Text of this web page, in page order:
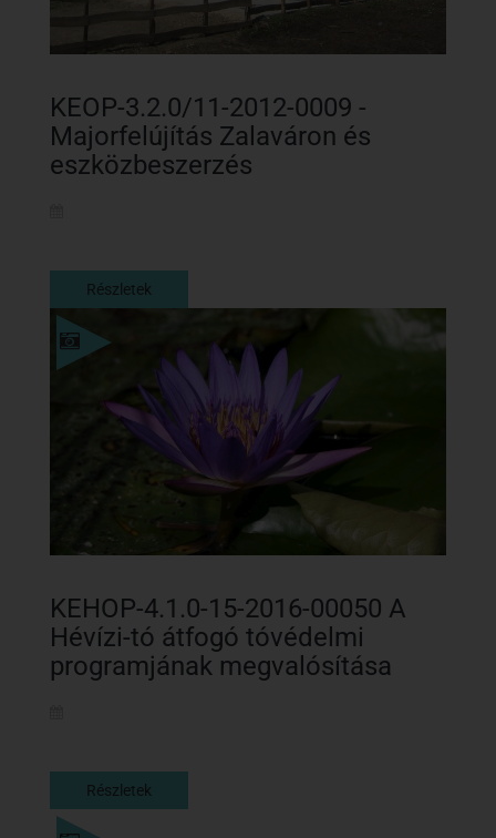
KEOP-3.2.0/11-2012-0009 -
Majorfelújítás Zalaváron és
eszközbeszerzés
Részletek
Részletek
KEHOP-4.1.0-15-2016-00050 A
Hévízi-tó átfogó tóvédelmi
programjának megvalósítása
Részletek